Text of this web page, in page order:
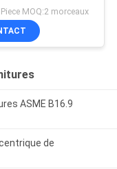
MOQ:2 morceaux
ASME B16.9
de